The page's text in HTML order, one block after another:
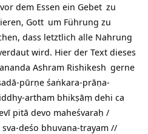
dem Essen ein Gebet zu
Gott um Führung zu
dass letztlich alle Nahrung
wird. Hier der Text dieses
Ashram Rishikesh gerne
pūrṇe śaṅkara-prāṇa-
artham bhikṣāṃ dehi ca
pitā devo maheśvaraḥ /
deśo bhuvana-trayam //